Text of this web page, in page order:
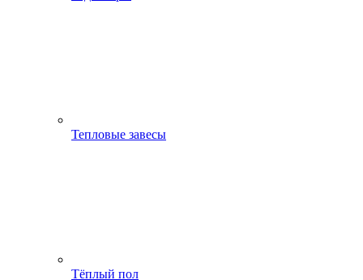
Тепловые завесы
Тёплый пол